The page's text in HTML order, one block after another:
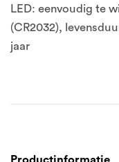
LED: eenvoudig te
(CR2032),
jaar
Productinformatie